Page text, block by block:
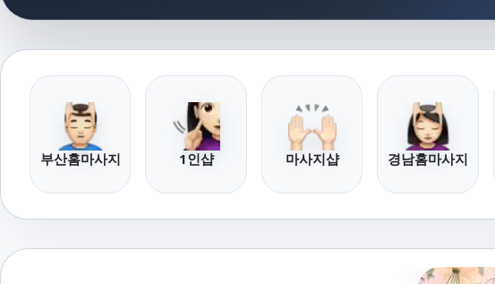
부산홈마사지 1인샵 마사지샵 경남홈마사지